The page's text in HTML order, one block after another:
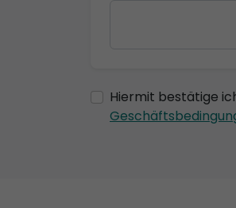
Hiermit bestätige